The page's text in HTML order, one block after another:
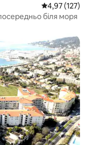
Середня
4,97 (127)
біля моря